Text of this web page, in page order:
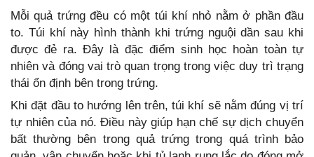
Mỗi quả trứng đều có một túi khí nhỏ nằm ở phần đầu
to. Túi khí này hình thành khi trứng nguội dần sau khi
được đẻ ra. Đây là đặc điểm sinh học hoàn toàn tự
nhiên và đóng vai trò quan trọng trong việc duy trì trạng
thái ổn định bên trong trứng.
Khi đặt đầu to hướng lên trên, túi khí sẽ nằm đúng vị trí
tự nhiên của nó. Điều này giúp hạn chế sự dịch chuyển
bất thường bên trong quả trứng trong quá trình bảo